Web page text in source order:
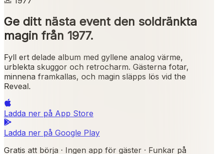
Ge ditt nästa event den soldränkta
magin från 1977.
Fyll ert delade album med gyllene analog värme,
urblekta skuggor och retrocharm. Gästerna fotar,
minnena framkallas, och magin släpps lös vid the
Reveal.
Ladda ner på App Store
Ladda ner på Google Play
Gratis att börja · Ingen app för gäster · Funkar på